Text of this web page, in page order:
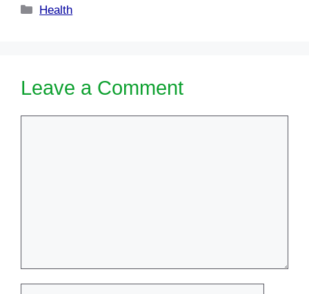
Categories
Health
Leave a Comment